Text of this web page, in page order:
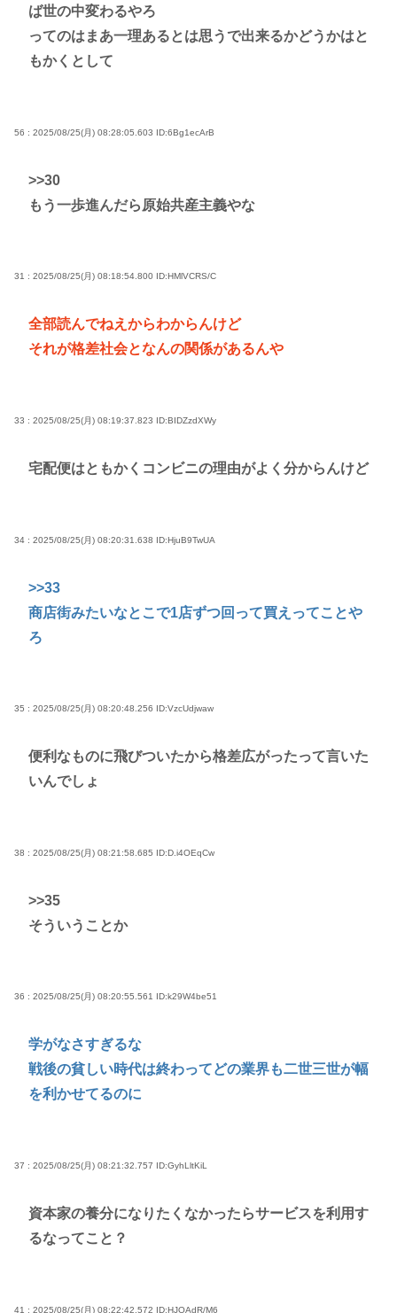
ば世の中変わるやろ
ってのはまあ一理あるとは思うで出来るかどうかはと
もかくとして
56 : 2025/08/25(月) 08:28:05.603 ID:6Bg1ecArB
>>30
もう一歩進んだら原始共産主義やな
31 : 2025/08/25(月) 08:18:54.800 ID:HMlVCRS/C
全部読んでねえからわからんけど
それが格差社会となんの関係があるんや
33 : 2025/08/25(月) 08:19:37.823 ID:BIDZzdXWy
宅配便はともかくコンビニの理由がよく分からんけど
34 : 2025/08/25(月) 08:20:31.638 ID:HjuB9TwUA
>>33
商店街みたいなとこで1店ずつ回って買えってことや
ろ
35 : 2025/08/25(月) 08:20:48.256 ID:VzcUdjwaw
便利なものに飛びついたから格差広がったって言いた
いんでしょ
38 : 2025/08/25(月) 08:21:58.685 ID:D.i4OEqCw
>>35
そういうことか
36 : 2025/08/25(月) 08:20:55.561 ID:k29W4be51
学がなさすぎるな
戦後の貧しい時代は終わってどの業界も二世三世が幅
を利かせてるのに
37 : 2025/08/25(月) 08:21:32.757 ID:GyhLltKiL
資本家の養分になりたくなかったらサービスを利用す
るなってこと？
41 : 2025/08/25(月) 08:22:42.572 ID:HJOAdR/M6